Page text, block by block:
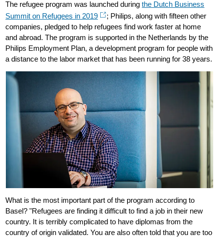
The refugee program was launched duringthe Dutch Business
Summit on Refugees in 2019
; Philips, along with fifteen other
companies, pledged to help refugees find work faster at home
and abroad. The program is supported in the Netherlands by the
Philips Employment Plan, a development program for people with
a distance to the labor market that has been running for 38 years.
What is the most important part of the program according to
Basel? "Refugees are finding it difficult to find a job in their new
country. It is terribly complicated to have diplomas from the
country of origin validated. You are also often told that you are too